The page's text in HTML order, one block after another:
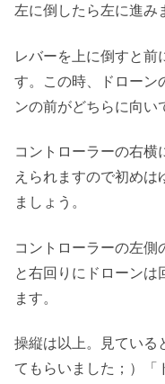
左に倒したら左に進み
レバーを上に倒すと前
す。この時、ドローン
ンの前がどちらに向い
コントローラーの右
えられますので初め
ましょう。
コントローラーの左側
と右回りにドローンは
ます。
操縦は以上。見ている
てもらいました；）「